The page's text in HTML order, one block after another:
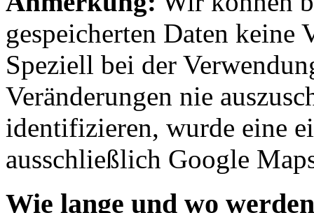
gespeicherten Daten
Speziell bei der
Veränderungen nie
identifizieren, wurde eine
ausschließlich Google
Wie lange und wo